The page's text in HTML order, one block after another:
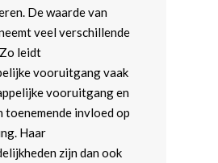
De waarde van
veel verschillende
leidt
vooruitgang vaak
vooruitgang en
toenemende invloed op
Haar
zijn dan ook